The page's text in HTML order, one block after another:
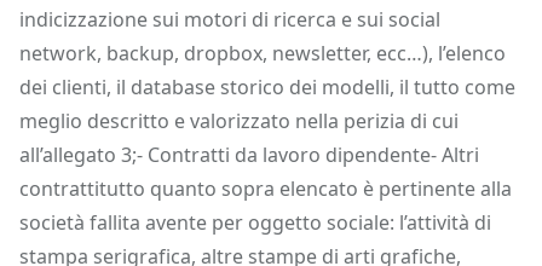
indicizzazione sui motori di ricerca e sui social
network, backup, dropbox, newsletter, ecc…), l’elenco
dei clienti, il database storico dei modelli, il tutto come
meglio descritto e valorizzato nella perizia di cui
all’allegato 3;- Contratti da lavoro dipendente- Altri
contrattitutto quanto sopra elencato è pertinente alla
società fallita avente per oggetto sociale: l’attività di
stampa serigrafica, altre stampe di arti grafiche,